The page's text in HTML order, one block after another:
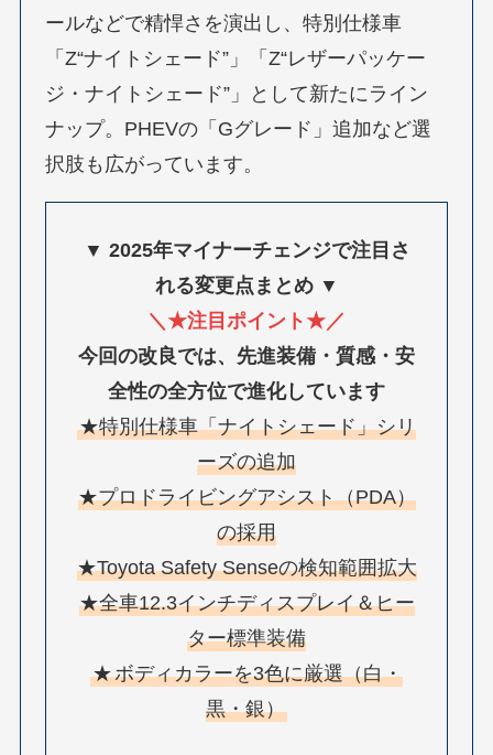
ールなどで精悍さを演出し、特別仕様車
「Z“ナイトシェード”」「Z“レザーパッケー
ジ・ナイトシェード”」として新たにライン
ナップ。PHEVの「Gグレード」追加など選
択肢も広がっています。
▼ 2025年マイナーチェンジで注目さ
れる変更点まとめ ▼
＼★注目ポイント★／
今回の改良では、先進装備・質感・安
全性の全方位で進化しています
★特別仕様車「ナイトシェード」シリ
ーズの追加
★プロドライビングアシスト（PDA）
の採用
★Toyota Safety Senseの検知範囲拡大
★全車12.3インチディスプレイ＆ヒー
ター標準装備
★ボディカラーを3色に厳選（白・
黒・銀）